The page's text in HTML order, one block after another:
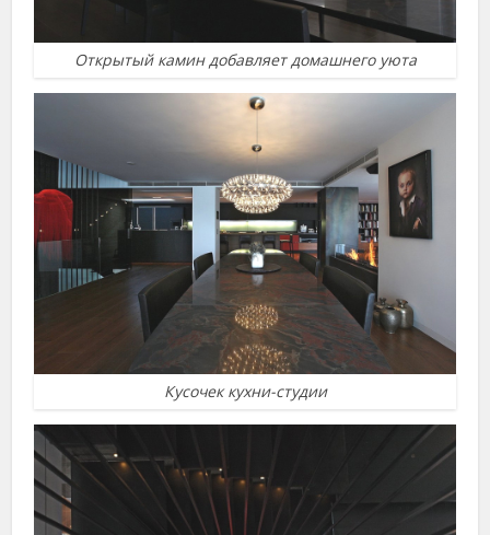
Открытый камин добавляет домашнего уюта
Кусочек кухни-студии